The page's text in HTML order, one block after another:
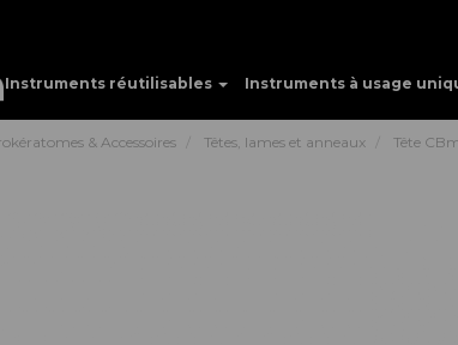
Instruments réutilisables Instruments à usage
& Accessoires Têtes, lames et anneaux Tête